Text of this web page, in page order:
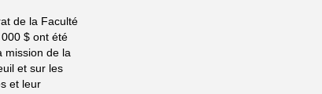
de la Faculté
$ ont été
mission de la
et sur les
et leur